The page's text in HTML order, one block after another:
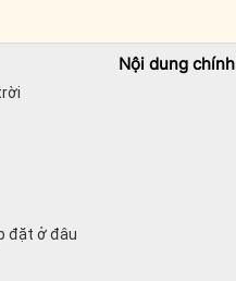
Nội dung chính
đặt ở đâu